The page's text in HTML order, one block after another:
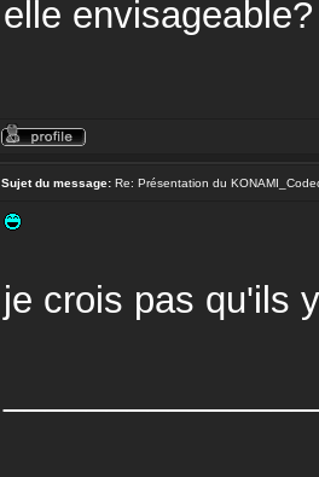
elle envisageable?
Sujet du message: Re: Présentation du
je crois pas qu'ils